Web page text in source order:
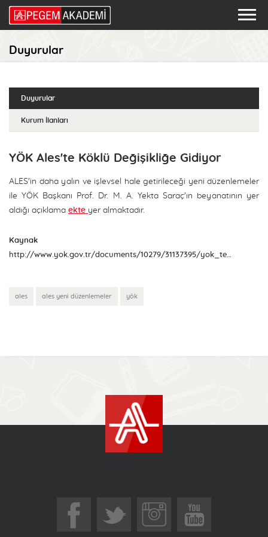
Duyurular
Duyurular
Kurum İlanları
YÖK Ales'te Köklü Değişikliğe Gidiyor
ALES'in daha yalın ve işlevsel hale getirileceği yeni düzenlemeler
ile YÖK Başkanı Prof. Dr. M. A. Yekta Saraç'ın beyanatının yer
aldığı açıklama ekte yer almaktadır.
Kaynak
http://www.yok.gov.tr/documents/10279/31137395/yok_ten_ales_te_koklu_degisiklik.pdf/
ales ales yeni düzenlemeler yök